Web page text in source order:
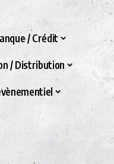
/ Crédit
/ Distribution